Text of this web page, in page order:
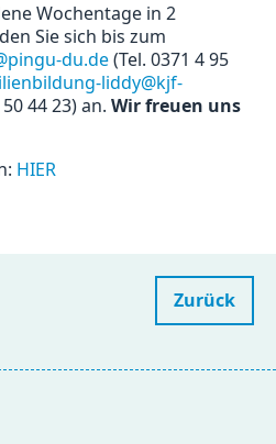
Wochentage in 2
Sie sich bis zum
du.de(Tel. 0371 4 95
liddy@kjf-
44 23) an. Wir freuen uns
HIER
Zurück